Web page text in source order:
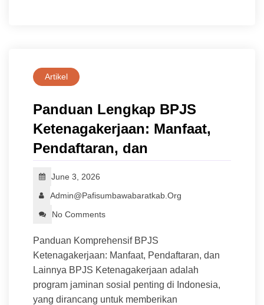
Artikel
Panduan Lengkap BPJS
Ketenagakerjaan: Manfaat,
Pendaftaran, dan
June 3, 2026
Admin@pafisumbawabaratkab.org
No Comments
Panduan Komprehensif BPJS
Ketenagakerjaan: Manfaat, Pendaftaran, dan
Lainnya BPJS Ketenagakerjaan adalah
program jaminan sosial penting di Indonesia,
yang dirancang untuk memberikan